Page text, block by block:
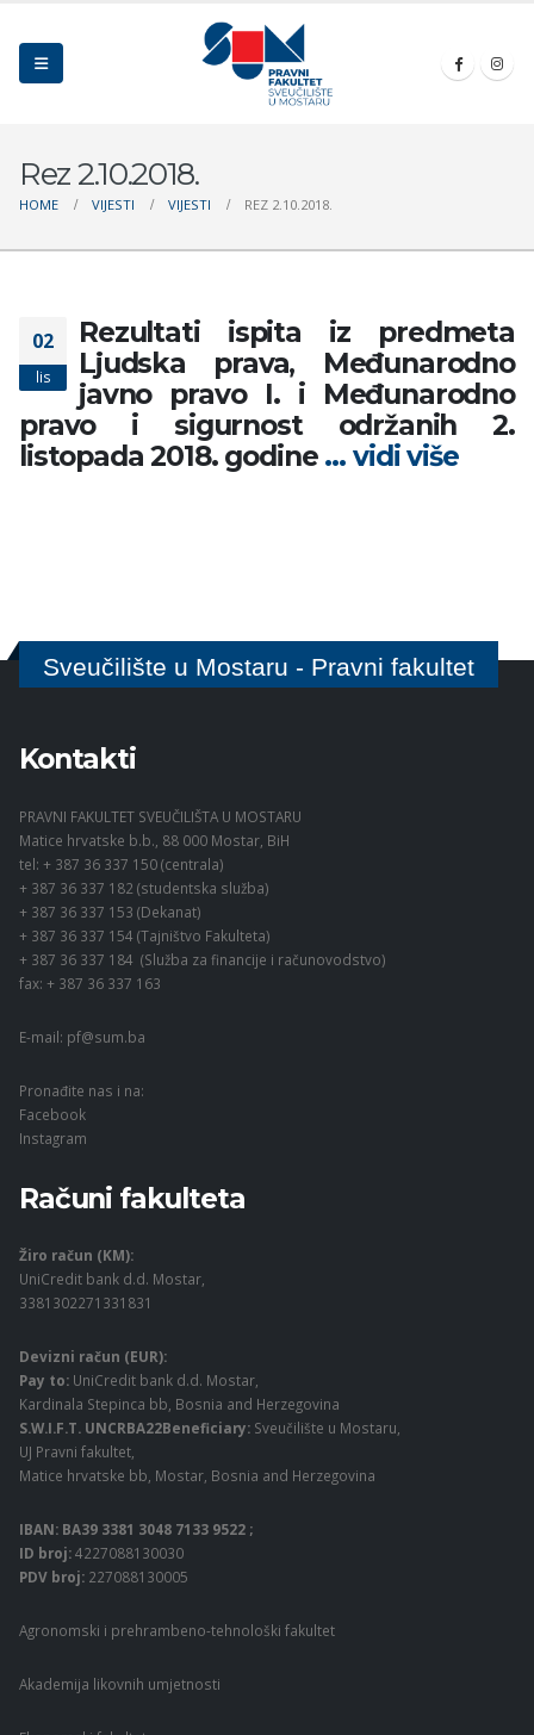
Rez 2.10.2018.
HOME VIJESTI VIJESTI REZ 2.10.2018.
02
lis
Rezultati ispita iz predmeta
Ljudska prava, Međunarodno
javno pravo I. i Međunarodno
pravo i sigurnostodržanih 2.
listopada 2018. godine … vidi više
Sveučilište u Mostaru - Pravni fakultet
Kontakti
PRAVNI FAKULTET SVEUČILIŠTA U MOSTARU
Matice hrvatske b.b., 88 000 Mostar, BiH
tel: + 387 36 337 150 (centrala)
+ 387 36 337 182 (studentska služba)
+ 387 36 337 153 (Dekanat)
+ 387 36 337 154 (Tajništvo Fakulteta)
+ 387 36 337 184 (Služba za financije i računovodstvo)
fax: + 387 36 337 163
E-mail: pf@sum.ba
Pronađite nas i na:
Facebook
Instagram
Računi fakulteta
Žiro račun (KM):
UniCredit bank d.d. Mostar,
3381302271331831
Devizni račun (EUR):
Pay to: UniCredit bank d.d. Mostar,
Kardinala Stepinca bb, Bosnia and Herzegovina
S.W.I.F.T. UNCRBA22Beneficiary: Sveučilište u Mostaru,
UJ Pravni fakultet,
Matice hrvatske bb, Mostar, Bosnia and Herzegovina
IBAN: BA39 3381 3048 7133 9522 ;
ID broj:4227088130030
PDV broj: 227088130005
Agronomski i prehrambeno-tehnološki fakultet
Akademija likovnih umjetnosti